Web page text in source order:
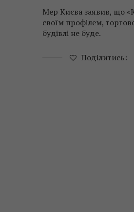
Мер Києва заявив, що
своїм профілем,
будівлі не буде.
Поділитись: